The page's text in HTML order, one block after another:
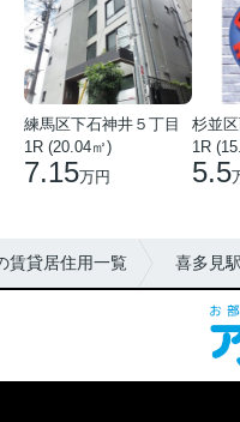
練馬区下石神井５丁目
1R (20.04㎡)
7.15万円
杉並
1R
5.5
賃貸居住用一覧 喜多見駅